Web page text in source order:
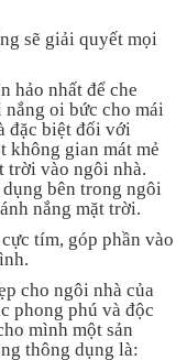
sẽ giải quyết mọi
hảo nhất để che
nắng oi bức cho mái
đặc biệt đối với
không gian mát mẻ
trời vào ngôi nhà.
bên trong ngôi
nắng mặt trời.
tím, góp phần vào
cho ngôi nhà của
phong phú và độc
mình một sản
thông dụng là: